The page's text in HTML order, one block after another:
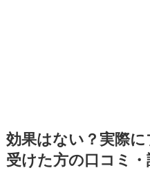
効果はない？実際
受けた方の口コミ・